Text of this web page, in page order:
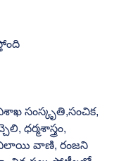
సంస్కృతి,సంచిక,
ధర్మశాస్త్రం,
భిలాయి వాణి, రంజని